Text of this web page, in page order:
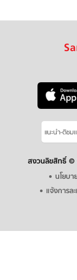
แนะนำ-ติชม
สงวนลิขสิทธิ์ ©
นโยบ
แจ้งการล